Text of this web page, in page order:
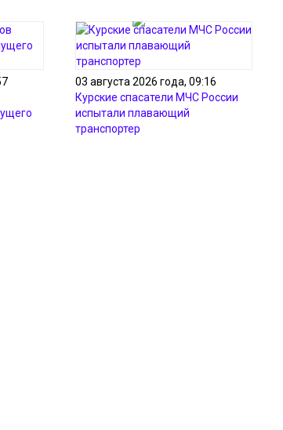
03 августа 2026 года, 09:16
Курские спасатели МЧС России
испытали плавающий
транспортер